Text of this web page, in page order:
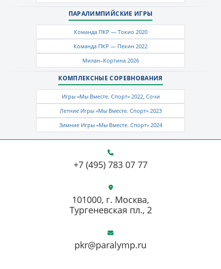
ПАРАЛИМПИЙСКИЕ ИГРЫ
Команда ПКР — Токио 2020
Команда ПКР — Пекин 2022
Милан–Кортина 2026
КОМПЛЕКСНЫЕ СОРЕВНОВАНИЯ
Игры «Мы Вместе. Спорт» 2022, Сочи
Летние Игры «Мы Вместе. Спорт» 2023
Зимние Игры «Мы Вместе. Спорт» 2024
+7 (495) 783 07 77
pkr@paralymp.ru
101000, г. Москва,
Тургеневская пл., 2